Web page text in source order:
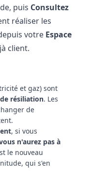
puis Consultez
réaliser les
votre Espace
client.
et gaz) sont
résiliation. Les
de
, si vous
n'aurez pas à
le nouveau
qui s'en